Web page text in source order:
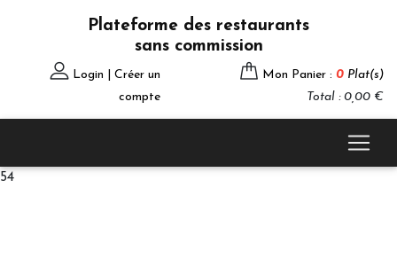
Plateforme des restaurants
sans commission
Login | Créer un
compte
Mon Panier : 0 Plat(s)
Total : 0,00 €
54